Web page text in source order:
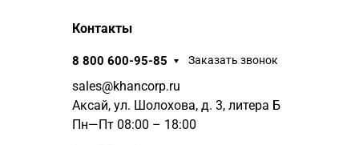
Контакты
8 800 600-95-85 Заказать звонок
sales@khancorp.ru
Аксай, ул. Шолохова, д. 3, литера Б
Пн—Пт 08:00 – 18:00